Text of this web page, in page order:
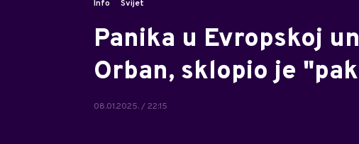
Info Svijet
Panika u Evropskoj
Orban, sklopio je
08.01.2025. / 22:15